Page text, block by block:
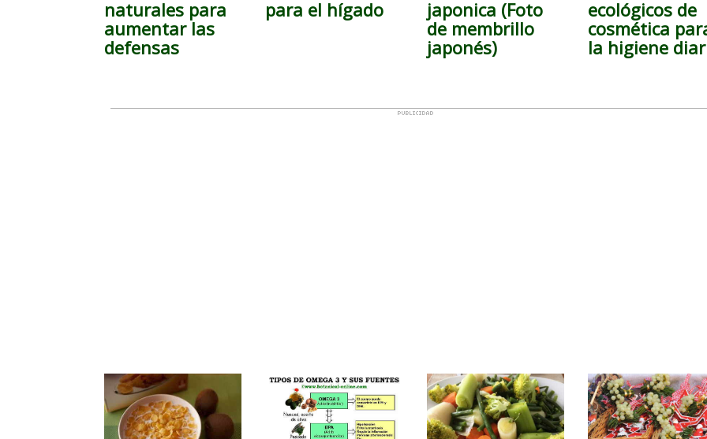
naturales para
aumentar las
defensas
para el hígado
japonica (Foto
de membrillo
japonés)
ecológicos de
cosmética
la higiene